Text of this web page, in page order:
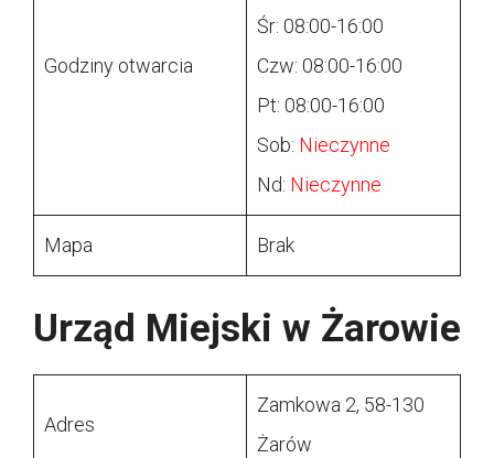
Godziny otwarcia
Śr: 08:00-16:00
Czw: 08:00-16:00
Pt: 08:00-16:00
Sob: Nieczynne
Nd: Nieczynne
Mapa Brak
Urząd Miejski w Żarowie
Adres
Zamkowa 2, 58-130
Żarów